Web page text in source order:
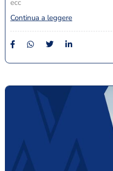
ecc
Continua a leggere